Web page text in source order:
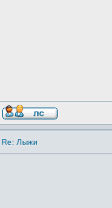
Re: Лыжи